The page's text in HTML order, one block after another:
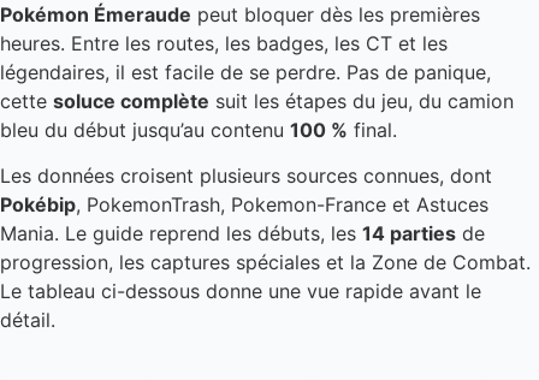
Pokémon Émeraude peut bloquer dès les premières
heures. Entre les routes, les badges, les CT et les
légendaires, il est facile de se perdre. Pas de panique,
cette soluce complète suit les étapes du jeu, du camion
bleu du début jusqu’au contenu 100 % final.
Les données croisent plusieurs sources connues, dont
Pokébip, PokemonTrash, Pokemon-France et Astuces
Mania. Le guide reprend les débuts, les 14 parties de
progression, les captures spéciales et la Zone de Combat.
Le tableau ci-dessous donne une vue rapide avant le
détail.